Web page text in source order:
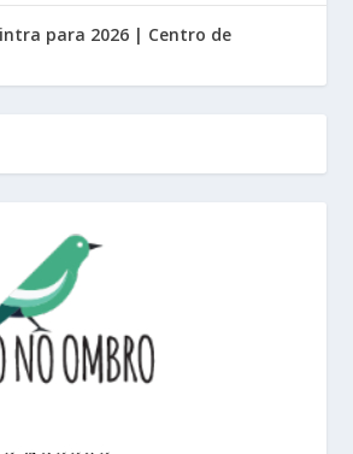
para 2026 | Centro de